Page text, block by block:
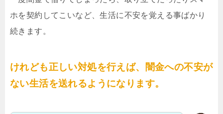
ホを契約してこいなど、生活に不安を覚える事ばかり
続きます。
けれども正しい対処を行えば、闇金への不安が
ない生活を送れるようになります。